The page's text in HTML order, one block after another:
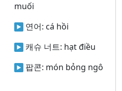
muối
연어: cá hồi
캐슈 너트: hạt điều
팝콘: món bỏng ngô